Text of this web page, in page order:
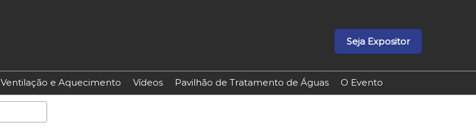
Seja Expositor
Ventilação e Aquecimento Vídeos Pavilhão de Tratamento de Águas O Evento